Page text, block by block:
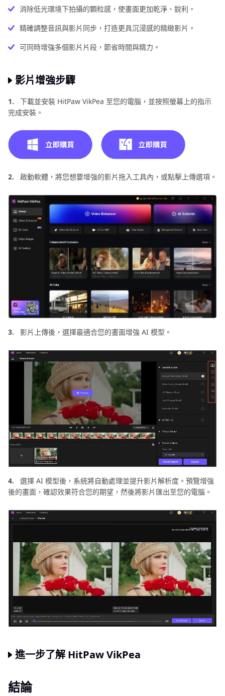
消除低光環境下拍攝的顆粒感，使畫面更加乾淨、銳利。
精確調整音訊與影片同步，打造更具沉浸感的精緻影片。
可同時增強多個影片片段，節省時間與精力。
影片增強步驟
1.
下載並安裝 HitPaw VikPea 至您的電腦，並按照螢幕上的指示
完成安裝。
2. 啟動軟體，將您想要增強的影片拖入工具內，或點擊上傳選項。
3. 影片上傳後，選擇最適合您的畫面增強 AI 模型。
4.
選擇 AI 模型後，系統將自動處理並提升影片解析度。預覽增強
後的畫面，確認效果符合您的期望，然後將影片匯出至您的電腦。
進一步了解 HitPaw VikPea
結論